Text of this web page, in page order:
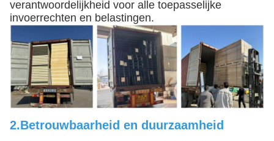
verantwoordelijkheid voor alle toepasselijke
invoerrechten en belastingen.
2.Betrouwbaarheid en duurzaamheid